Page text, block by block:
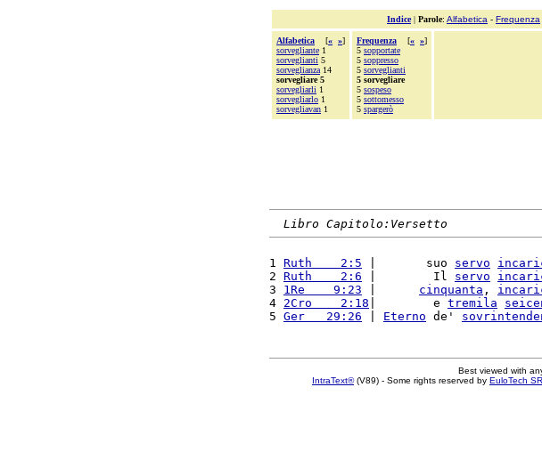
Indice| Parole: Alfabetica - Frequenza
Alfabetica [« »]
sorvegliante 1
sorveglianti 5
sorveglianza 14
sorvegliare 5
sorvegliarli 1
sorvegliarlo 1
sorvegliavan 1
Frequenza [« »]
5 sopportate
5 soppresso
5 sorveglianti
5 sorvegliare
5 sospeso
5 sottomesso
5 spargerò
Libro Capitolo:Versetto
1 Ruth    2:5 |       suo servo
2 Ruth    2:6 |        Il servo
3 1Re    9:23 cinquanta ,
4 2Cro    2:18 |        e tremila
5 Ger   29:26 Eterno de'
Best viewed with
IntraText®(V89) - Some rights reserved by EuloTech